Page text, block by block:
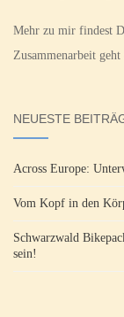
Mehr zu mir findest
Zusammenarbeit geht
NEUESTE
Across Europe:
Vom Kopf in den
Schwarzwald
sein!